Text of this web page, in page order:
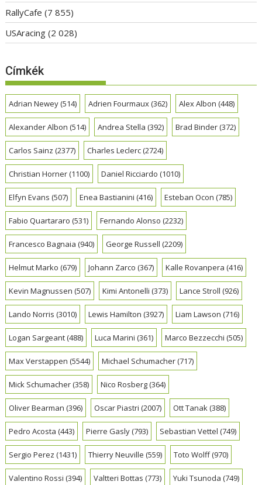
RallyCafe (7 855)
USAracing (2 028)
Címkék
Adrian Newey(514) Adrien Fourmaux(362) Alex Albon (448)
Alexander Albon (514) Andrea Stella (392) Brad Binder(372)
Carlos Sainz (2377) Charles Leclerc(2724)
Christian Horner(1100) Daniel Ricciardo (1010)
Elfyn Evans (507) Enea Bastianini (416) Esteban Ocon (785)
Fabio Quartararo (531) Fernando Alonso (2232)
Francesco Bagnaia (940) George Russell (2209)
Helmut Marko (679) Johann Zarco (367) Kalle Rovanpera (416)
Kevin Magnussen (507) Kimi Antonelli (373) Lance Stroll (926)
Lando Norris (3010) Lewis Hamilton (3927) Liam Lawson (716)
Logan Sargeant(488) Luca Marini (361) Marco Bezzecchi (505)
Max Verstappen (5544) Michael Schumacher(717)
Mick Schumacher(358) Nico Rosberg(364)
Oliver Bearman (396) Oscar Piastri (2007) Ott Tanak(388)
Pedro Acosta (443) Pierre Gasly(793) Sebastian Vettel (749)
Sergio Perez (1431) Thierry Neuville (559) Toto Wolff(970)
Valentino Rossi (394) Valtteri Bottas (773) Yuki Tsunoda (749)